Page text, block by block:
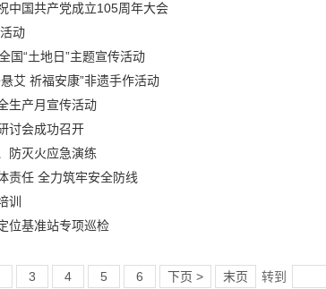
中国共产党成立105周年大会
动
国“土地日”主题宣传活动
艾 祈福安康”非遗手作活动
生产月宣传活动
讨会成功召开
防灭火应急演练
责任 全力筑牢安全防线
训
位基准站专项巡检
3 4 5 6 下页 > 末页 转到